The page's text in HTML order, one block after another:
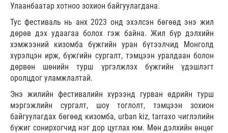
Улаанбаатар хотноо зохион байгуулагдана.
Тус фестиваль нь анх 2023 онд эхэлсэн бөгөөд энэ жил
дөрөв дэх удаагаа болох гэж байна. Жил бүр дэлхийн
хэмжээний кизомба бүжгийн уран бүтээлчид Монголд
хүрэлцэн ирж, бүжгийн сургалт, тэмцээн уралдаан болон
дөрвөн шөнийн турш үргэлжлэх бүжгийн үдэшлэгт
оролцдог уламжлалтай.
Энэ жилийн фестивалийн хүрээнд гурван өдрийн турш
мэргэжлийн сургалт, шоу тоглолт, тэмцээн зохион
байгуулагдах бөгөөд кизомба, urban kiz, tarraxo чиглэлийн
бүжиг сонирхогчид нэг дор цуглах юм. Мөн дэлхийн өнцөг